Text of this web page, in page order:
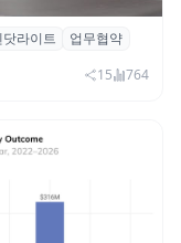
곳과 손잡고
닷라이트
업무협약
15 764